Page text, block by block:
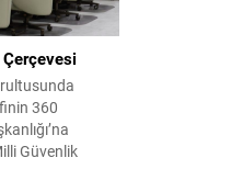
360
Güvenlik